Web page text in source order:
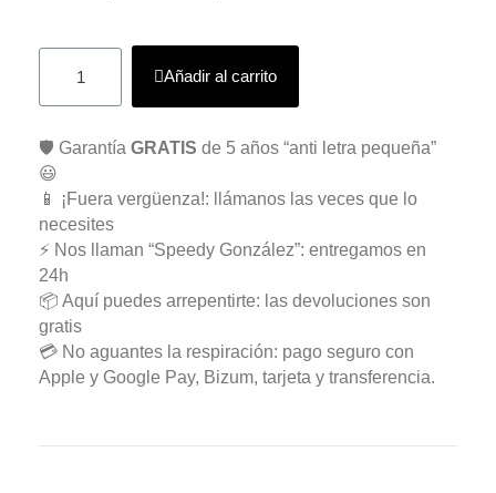
Añadir al carrito
🛡️ Garantía GRATIS de 5 años “anti letra pequeña”
😃
📱 ¡Fuera vergüenza!: llámanos las veces que lo
necesites
⚡ Nos llaman “Speedy González”: entregamos en
24h
📦 Aquí puedes arrepentirte: las devoluciones son
gratis
💳 No aguantes la respiración: pago seguro con
Apple y Google Pay, Bizum, tarjeta y transferencia.